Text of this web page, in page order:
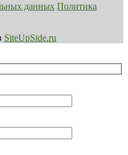
данных Политика
SiteUpSide.ru